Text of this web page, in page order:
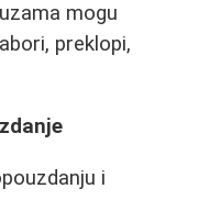
mogu
preklopi,
i